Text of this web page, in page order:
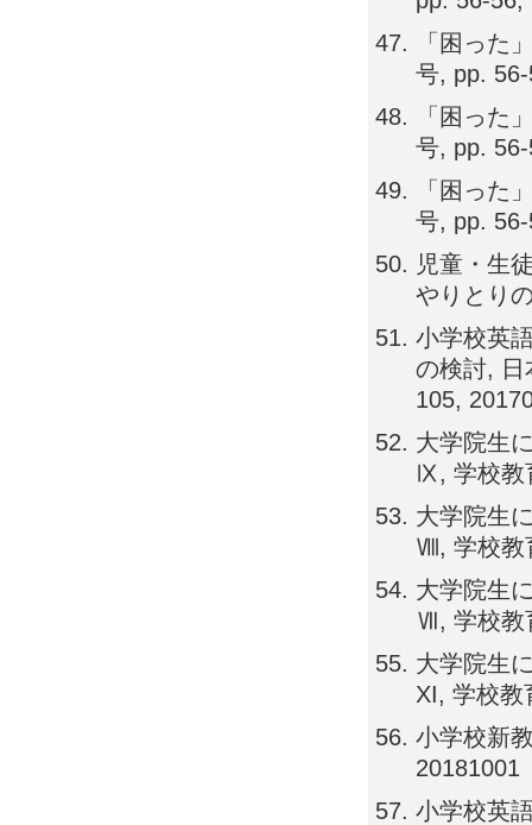
「困った
号, pp.
「困った
号, pp.
「困った
号, pp.
児童・生
やりとり
小学校英
の検討, 日
105,
大学院生
Ⅸ, 学校教
大学院生
Ⅷ, 学校教
大学院生
Ⅶ, 学校教
大学院生
XI, 学校教
小学校新
20181001
小学校英